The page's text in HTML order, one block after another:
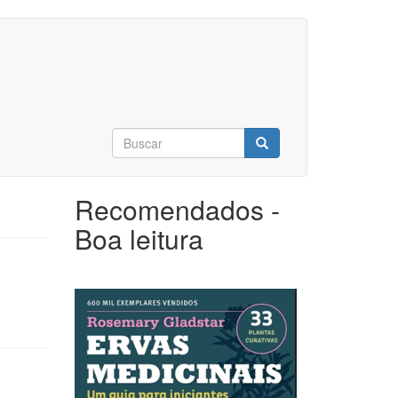
Formulário
de
busca
Recomendados -
Boa leitura